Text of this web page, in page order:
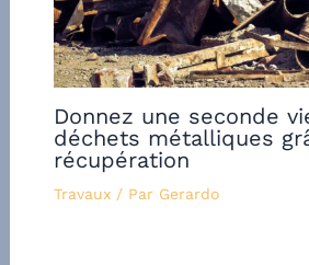
Donnez une seconde
déchets métalliques
récupération
Travaux/ Par Gerardo